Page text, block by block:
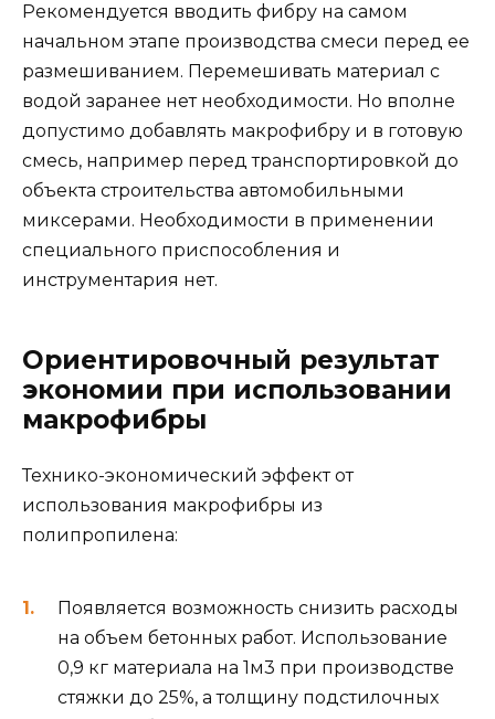
Рекомендуется вводить фибру на самом
начальном этапе производства смеси перед ее
размешиванием. Перемешивать материал с
водой заранее нет необходимости. Но вполне
допустимо добавлять макрофибру и в готовую
смесь, например перед транспортировкой до
объекта строительства автомобильными
миксерами. Необходимости в применении
специального приспособления и
инструментария нет.
Ориентировочный результат
экономии при использовании
макрофибры
Технико-экономический эффект от
использования макрофибры из
полипропилена:
Появляется возможность снизить расходы
на объем бетонных работ. Использование
0,9 кг материала на 1м3 при производстве
стяжки до 25%, а толщину подстилочных